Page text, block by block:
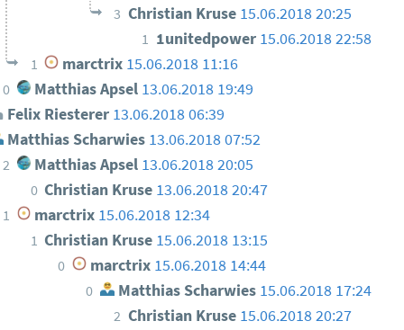
3 Christian Kruse 15.06.2018 20:25
1 1unitedpower 15.06.2018 22:58
1 marctrix 15.06.2018 11:16
0 Matthias Apsel 13.06.2018 19:49
Felix Riesterer 13.06.2018 06:39
Matthias Scharwies 13.06.2018 07:52
2 Matthias Apsel 13.06.2018 20:05
0 Christian Kruse 13.06.2018 20:47
1 marctrix 15.06.2018 12:34
1 Christian Kruse 15.06.2018 13:15
0 marctrix 15.06.2018 14:44
0 Matthias Scharwies 15.06.2018 17:24
2 Christian Kruse 15.06.2018 20:27